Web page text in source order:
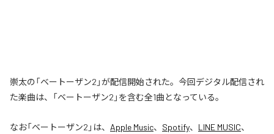
崇太の「ベートーザン2」が配信開始された。今回デジタル配信され
た楽曲は、「ベートーザン2」を含む全1曲となっている。
なお「ベートーザン2 」は、 Apple Music、 Spotify、 LINE MUSIC、